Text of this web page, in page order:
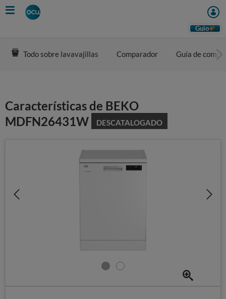
Skip
to
Guio
Todo sobre lavavajillas Comparador Guía de
Características de BEKO
MDFN26431W
DESCATALOGADO